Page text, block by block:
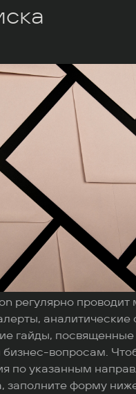
регулярно проводит
аналитические
гайды,
вопросам.
по указанным
заполните форму